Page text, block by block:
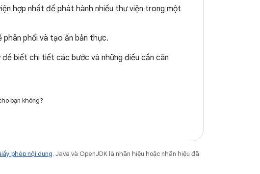
hợp nhất để phát hành nhiều thư viện trong một
phân phối và tạo ấn bản thực.
biết chi tiết các bước và những điều cần cân
bạn không?
phép nội dung. Java và OpenJDK là nhãn hiệu hoặc nhãn hiệu đã